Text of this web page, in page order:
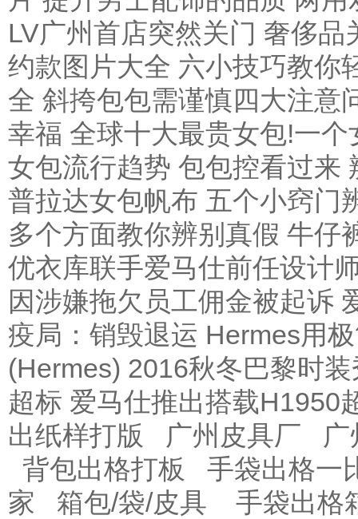
LV广州首店突然关门 奢侈品
约款图片大全 六小技巧教你
全 斜挎包包需谨慎四大注意
幸福 全球十大最贵女包!一
女包流行趋势 包包控看过来
普拉达女包帆布 五个小窍门
多个方面教你辨别真假 牛仔
优衣库联手爱马仕前任设计
因涉嫌拖欠员工佣金被起诉
疫局：销毁退运 Hermes用
(Hermes) 2016秋冬巴黎时装
超标 爱马仕推出搭载H1950
出纸样打版
广州皮具厂
背包出格打板
手袋出格一
家
箱包/袋/皮具
手袋出格